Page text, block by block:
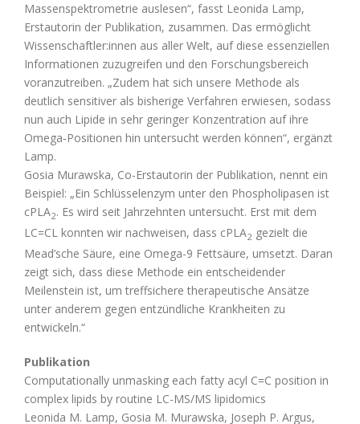
Massenspektrometrie auslesen“, fasst Leonida Lamp,
Erstautorin der Publikation, zusammen. Das ermöglicht
Wissenschaftler:innen aus aller Welt, auf diese essenziellen
Informationen zuzugreifen und den Forschungsbereich
voranzutreiben. „Zudem hat sich unsere Methode als
deutlich sensitiver als bisherige Verfahren erwiesen, sodass
nun auch Lipide in sehr geringer Konzentration auf ihre
Omega‑Positionen hin untersucht werden können“, ergänzt
Lamp.
Gosia Murawska, Co-Erstautorin der Publikation, nennt ein
Beispiel: „Ein Schlüsselenzym unter den Phospholipasen ist
cPLA2. Es wird seit Jahrzehnten untersucht. Erst mit dem
LC=CL konnten wir nachweisen, dass cPLA2 gezielt die
Mead’sche Säure, eine Omega-9 Fettsäure, umsetzt. Daran
zeigt sich, dass diese Methode ein entscheidender
Meilenstein ist, um treffsichere therapeutische Ansätze
unter anderem gegen entzündliche Krankheiten zu
entwickeln.“
Publikation
Computationally unmasking each fatty acyl C=C position in
complex lipids by routine LC-MS/MS lipidomics
Leonida M. Lamp, Gosia M. Murawska, Joseph P. Argus,